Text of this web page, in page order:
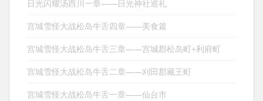
日光闪耀汤西川一章——日光神社巡礼
宫城雪怪大战松岛牛舌四章——美食篇
宫城雪怪大战松岛牛舌三章——宫城郡松岛町+利府町
宫城雪怪大战松岛牛舌二章——刈田郡藏王町
宫城雪怪大战松岛牛舌一章——仙台市